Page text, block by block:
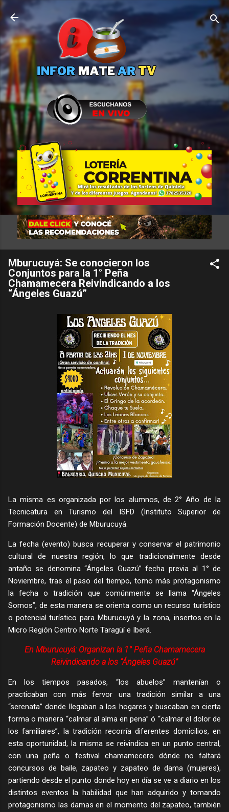
Ir al contenido principal
Mburucuyá: Se conocieron los
Conjuntos para la 1° Peña
Chamamecera Reivindicando a los
“Ángeles Guazú”
La misma es organizada por los alumnos, de 2° Año de la
Tecnicatura en Turismo del ISFD (Instituto Superior de
Formación Docente) de Mburucuyá.
La fecha (evento) busca recuperar y conservar el patrimonio
cultural de nuestra región, lo que tradicionalmente desde
antaño se denomina “Ángeles Guazú” fecha previa al 1° de
Noviembre, tras el paso del tiempo, tomo más protagonismo
la fecha o tradición que comúnmente se llama “Ángeles
Somos”, de esta manera se orienta como un recurso turístico
o potencial turístico para Mburucuyá y la zona, insertos en la
Micro Región Centro Norte Taragüí e Iberá.
En Mburucuyá: Organizan la 1° Peña Chamamecera
Reivindicando a los “Ángeles Guazú”
En los tiempos pasados, “los abuelos” mantenían o
practicaban con más fervor una tradición similar a una
“serenata” donde llegaban a los hogares y buscaban en cierta
forma o manera “calmar al alma en pena” ó “calmar el dolor de
los familiares”, la tradición recorría diferentes domicilios, en
esta oportunidad, la misma se reivindica en un punto central,
con una peña o festival chamamecero dónde no faltará
concursos de baile, zapateo y zapateo de dama (mujeres),
partiendo desde el punto donde hoy en día se ve a diario en los
distintos eventos la habilidad que han adquirido y tomando
protagonismo las damas en el momento del zapateo, también